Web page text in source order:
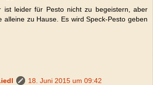
ist leider für Pesto nicht zu begeistern, aber
alleine zu Hause. Es wird Speck-Pesto geben
18. Juni 2015 um 09:42